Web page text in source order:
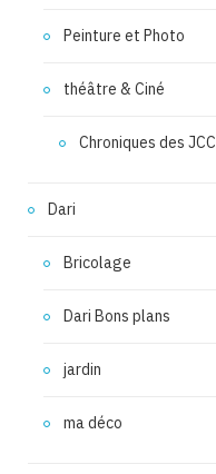
Peinture et Photo
théâtre & Ciné
Chroniques des JCC
Dari
Bricolage
Dari Bons plans
jardin
ma déco